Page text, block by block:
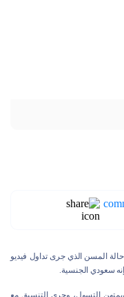
حالة المسن الذي جرى تداول فيديو
سعودي الجنسية.